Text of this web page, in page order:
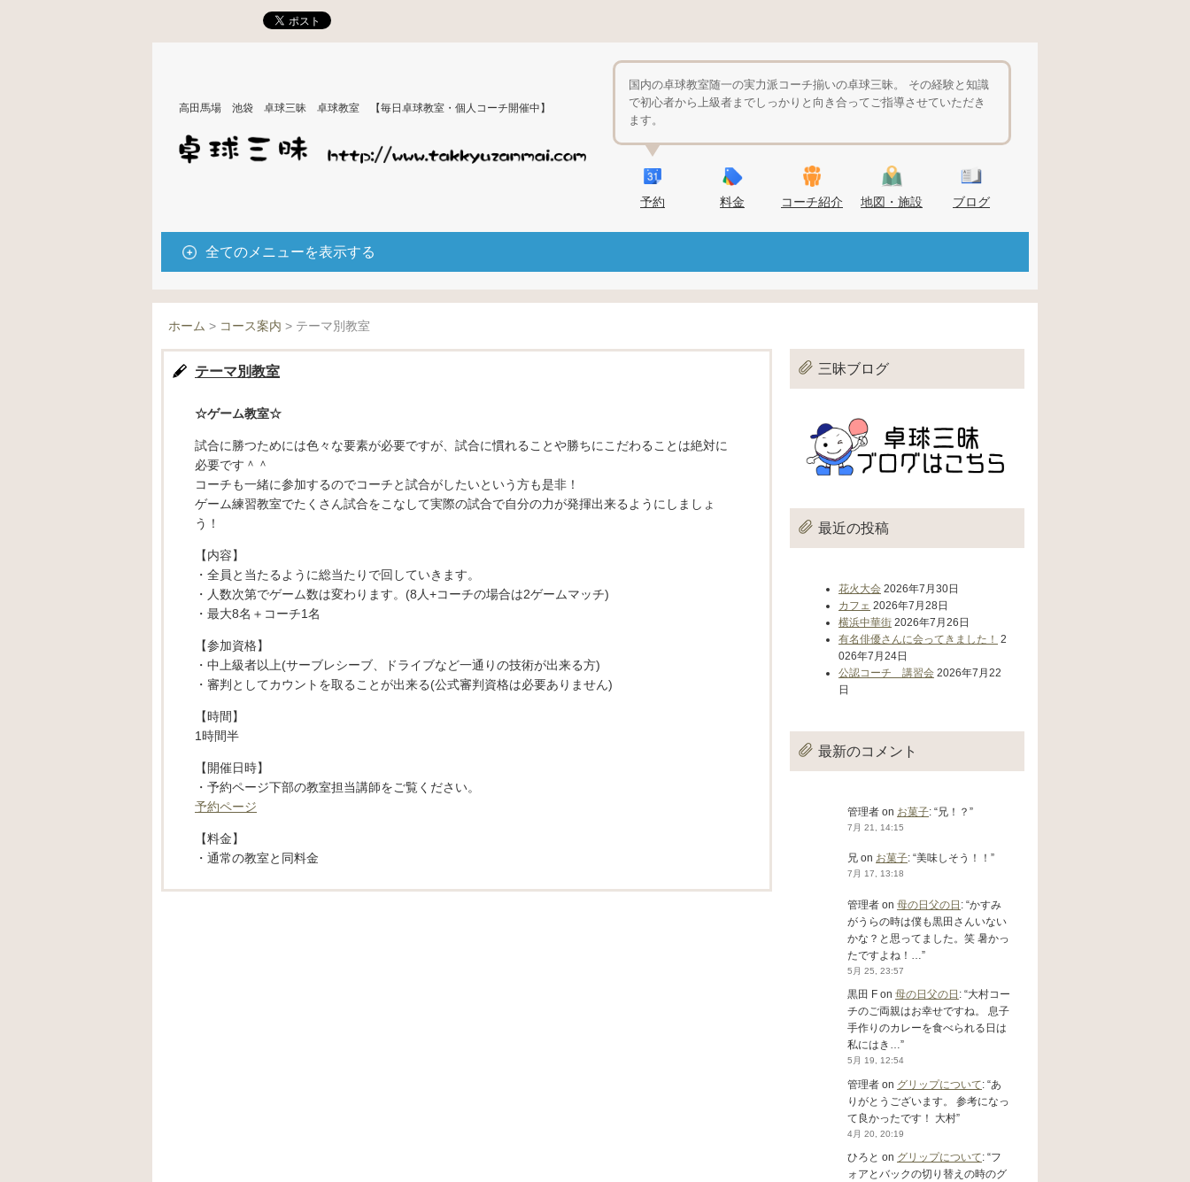
高田馬場 池袋 卓球三昧 卓球教室 【毎日卓球教室・個人コーチ開催中】
国内の卓球教室随一の実力派コーチ揃いの卓球三昧。 その経験と知識
で初心者から上級者までしっかりと向き合ってご指導させていただき
ます。
予約 料金 コーチ紹介 地図・施設 ブログ
全てのメニューを表示する
ホーム > コース案内 > テーマ別教室
テーマ別教室
☆ゲーム教室☆
試合に勝つためには色々な要素が必要ですが、試合に慣れることや勝ちにこだわることは絶対に
必要です＾＾
コーチも一緒に参加するのでコーチと試合がしたいという方も是非！
ゲーム練習教室でたくさん試合をこなして実際の試合で自分の力が発揮出来るようにしましょ
う！
【内容】
・全員と当たるように総当たりで回していきます。
・人数次第でゲーム数は変わります。(8人+コーチの場合は2ゲームマッチ)
・最大8名＋コーチ1名
【参加資格】
・中上級者以上(サーブレシーブ、ドライブなど一通りの技術が出来る方)
・審判としてカウントを取ることが出来る(公式審判資格は必要ありません)
【時間】
1時間半
【開催日時】
・予約ページ下部の教室担当講師をご覧ください。
予約ページ
【料金】
・通常の教室と同料金
三昧ブログ
最近の投稿
花火大会 2026年7月30日
カフェ 2026年7月28日
横浜中華街 2026年7月26日
有名俳優さんに会ってきました！ 2
026年7月24日
公認コーチ 講習会 2026年7月22
日
最新のコメント
管理者 on お菓子: “兄！？ ”
7月 21, 14:15
兄 on お菓子: “美味しそう！！ ”
7月 17, 13:18
管理者 on 母の日父の日 : “かすみ
がうらの時は僕も黒田さんいない
かな？と思ってました。笑 暑かっ
たですよね！… ”
5月 25, 23:57
黒田 F on 母の日父の日 : “大村コー
チのご両親はお幸せですね。 息子
手作りのカレーを食べられる日は
私にはき…”
5月 19, 12:54
管理者 on グリップについて: “あ
りがとうございます。 参考になっ
て良かったです！ 大村”
4月 20, 20:19
ひろと on グリップについて: “フ
ォアとバックの切り替えの時のグ